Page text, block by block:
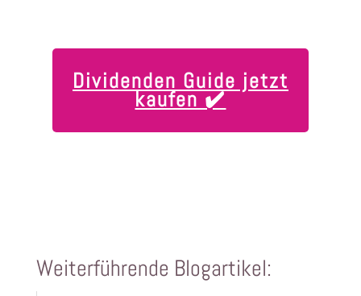
Dividenden Guide jetzt
kaufen ✔️
Weiterführende Blogartikel: